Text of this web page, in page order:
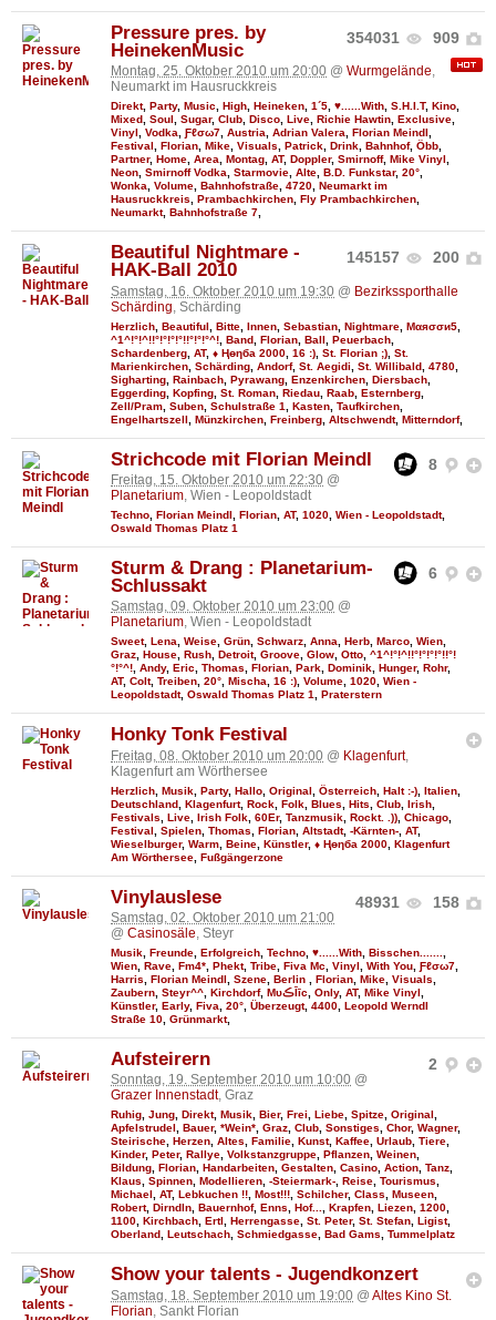
354031 909
Pressure pres. by
HeinekenMusic
Montag, 25. Oktober 2010 um 20:00 @ Wurmgelände,
Neumarkt im Hausruckkreis
Direkt, Party, Music, High, Heineken, 1´5, ♥......With, S.H.I.T, Kino,
Mixed, Soul, Sugar, Club, Disco, Live, Richie Hawtin, Exclusive,
Vinyl, Vodka, Ƒℓσω7, Austria, Adrian Valera, Florian Meindl,
Festival, Florian, Mike, Visuals, Patrick, Drink, Bahnhof, Öbb,
Partner, Home, Area, Montag, AT, Doppler, Smirnoff, Mike Vinyl,
Neon, Smirnoff Vodka, Starmovie, Alte, B.D. Funkstar, 20°,
Wonka, Volume, Bahnhofstraße, 4720, Neumarkt im
Hausruckkreis, Prambachkirchen, Fly Prambachkirchen,
Neumarkt, Bahnhofstraße 7,
145157 200
Beautiful Nightmare -
HAK-Ball 2010
Samstag, 16. Oktober 2010 um 19:30 @ Bezirkssporthalle
Schärding , Schärding
Herzlich Beautiful Bitte Innen Sebastian Nightmare Мαяσσи5
^1^!°!^!!°!°!°!°!!°!°!°^! Band Florian Ball Peuerbach
Schardenberg AT, ♦ Ңөηба 2000 16 :) St. Florian ;) St.
Marienkirchen Schärding Andorf, St. Aegidi St. Willibald 4780
Sigharting Rainbach Pyrawang Enzenkirchen Diersbach
Eggerding Kopfing St. Roman Riedau Raab Esternberg
Zell/Pram Suben Schulstraße 1 Kasten Taufkirchen
Engelhartszell
Münzkirchen Freinberg Altschwendt, Mitterndorf,
8
Strichcode mit Florian Meindl
Freitag, 15. Oktober 2010 um 22:30 @
Planetarium, Wien - Leopoldstadt
Techno Florian Meindl Florian AT, 1020 Wien - Leopoldstadt,
Oswald Thomas Platz 1
6
Sturm & Drang : Planetarium-
Schlussakt
Samstag, 09. Oktober 2010 um 23:00 @
Planetarium, Wien - Leopoldstadt
Sweet, Lena, Weise, Grün, Schwarz, Anna, Herb, Marco, Wien,
Graz, House, Rush, Detroit, Groove, Glow, Otto, ^1^!°!^!!°!°!°!°!!°!
°!°^!, Andy, Eric, Thomas, Florian, Park, Dominik, Hunger, Rohr,
AT, Colt, Treiben, 20°, Mischa, 16 :), Volume, 1020, Wien -
Leopoldstadt, Oswald Thomas Platz 1, Praterstern
Honky Tonk Festival
Freitag, 08. Oktober 2010 um 20:00 @ Klagenfurt,
Klagenfurt am Wörthersee
Herzlich Musik Party, Hallo Original Österreich Halt :-) Italien
Deutschland Klagenfurt, Rock Folk Blues Hits Club Irish
Festivals
Live Irish Folk 60Er, Tanzmusik Rockt. .)) Chicago
Festival
Spielen Thomas Florian Altstadt, -Kärnten- AT,
Wieselburger, Warm Beine Künstler, ♦ Ңөηба 2000 Klagenfurt
Am Wörthersee Fußgängerzone
48931 158
Vinylauslese
Samstag, 02. Oktober 2010 um 21:00
@ Casinosäle, Steyr
Musik Freunde Erfolgreich Techno ♥......With Bisschen.......
Wien Rave Fm4* Phekt, Tribe Fiva Mc Vinyl With You Ƒℓσω7
Harris
Florian Meindl Szene Berlin Florian Mike Visuals
Zaubern Steyr^^ Kirchdorf, MυڪĪīc Only, AT, Mike Vinyl
Künstler, Early, Fiva 20° Überzeugt, 4400 Leopold Werndl
Straße 10 Grünmarkt,
2
Aufsteirern
Sonntag, 19. September 2010 um 10:00 @
Grazer Innenstadt, Graz
Ruhig, Jung, Direkt, Musik, Bier, Frei, Liebe, Spitze, Original ,
Apfelstrudel , Bauer, *Wein*, Graz, Club, Sonstiges, Chor, Wagner,
Steirische, Herzen, Altes, Familie, Kunst, Kaffee, Urlaub, Tiere,
Kinder, Peter, Rallye, Volkstanzgruppe, Pflanzen, Weinen,
Bildung, Florian, Handarbeiten, Gestalten, Casino, Action, Tanz,
Klaus, Spinnen, Modellieren, -Steiermark-, Reise, Tourismus,
Michael , AT, Lebkuchen !!, Most!!!, Schilcher, Class, Museen,
Robert, Dirndln, Bauernhof, Enns, Hof..., Krapfen, Liezen, 1200,
1100, Kirchbach, Ertl, Herrengasse, St. Peter, St. Stefan, Ligist,
Oberland, Leutschach, Schmiedgasse, Bad Gams, Tummelplatz
Show your talents - Jugendkonzert
Samstag, 18. September 2010 um 19:00 @ Altes Kino St.
Florian, Sankt Florian